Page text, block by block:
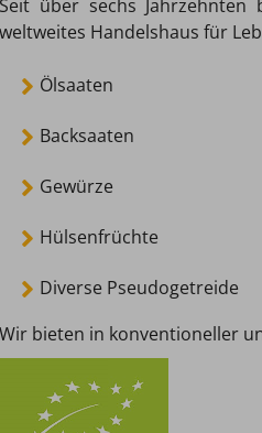
Seit über sechs
weltweites Handelshaus für
Ölsaaten
Backsaaten
Gewürze
Hülsenfrüchte
Diverse Pseudogetreide
Wir bieten in konventioneller